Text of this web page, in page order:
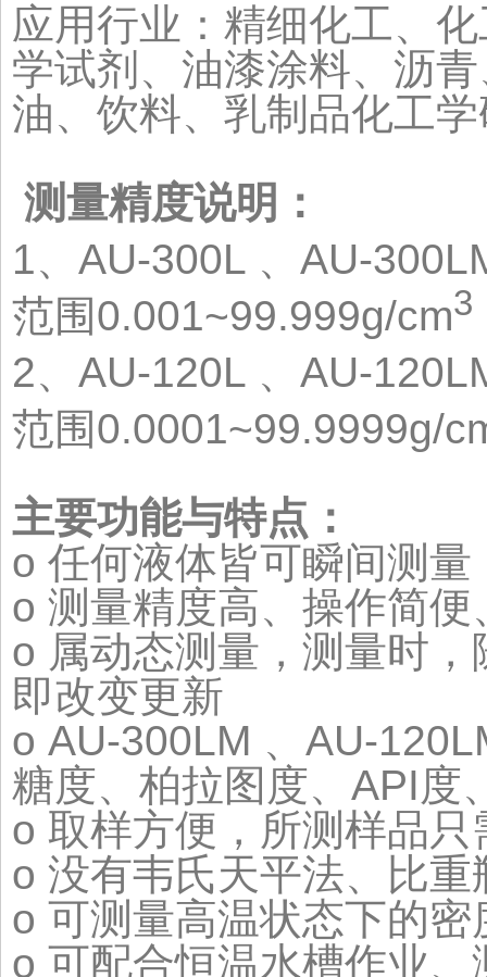
应用行业：精细化工、
学试剂、油漆涂料、沥
油、饮料、乳制品化工
测量精度说明：
1、AU-300L 、AU-
范围0.001~99.999g/cm3
2、AU-120L 、AU-
范围0.0001~99.9999g/
主要功能与特点：
o 任何液体皆可瞬间测量
o 测量精度高、操作简便
o 属动态测量，测量时
即改变更新
o AU-300LM 、AU-
糖度、柏拉图度、API度
o 取样方便，所测样品
o 没有韦氏天平法、比
o 可测量高温状态下的密
o 可配合恒温水槽作业